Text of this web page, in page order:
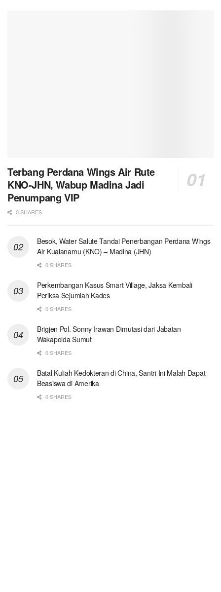
Terbang Perdana Wings Air Rute
KNO-JHN, Wabup Madina Jadi
Penumpang VIP
0 SHARES
Besok, Water Salute Tandai Penerbangan Perdana Wings
Air Kualanamu (KNO) – Madina (JHN)
0 SHARES
Perkembangan Kasus Smart Village, Jaksa Kembali
Periksa Sejumlah Kades
0 SHARES
Brigjen Pol. Sonny Irawan Dimutasi dari Jabatan
Wakapolda Sumut
0 SHARES
Batal Kuliah Kedokteran di China, Santri Ini Malah Dapat
Beasiswa di Amerika
0 SHARES